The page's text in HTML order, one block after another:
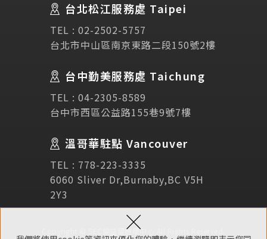
×
諮詢表單
立即諮詢
Links 相關連結
台北松江服務處 Taipei
TEL : 02-2502-5757
台北市中山區南京東路二段150號2樓
台中勤美服務處 Taichung
TEL : 04-2305-8589
台中市西區公益路155巷9號7樓
溫哥華駐點 Vancouver
TEL : 778-223-3335
6060 Sliver Dr,Burnaby,BC V5H
2Y3
Copyright © SEC協益留遊學中心 All Rights Reserved.